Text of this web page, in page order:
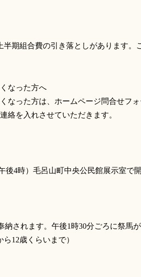
期組合費の引き落としがあります。
なった方へ
なった方は、ホームページ問合せフ
絡を入れさせていただきます。
4時）毛呂山町中央公民館展示室で開
されます。午後1時30分ごろに祭馬
12歳くらいまで）